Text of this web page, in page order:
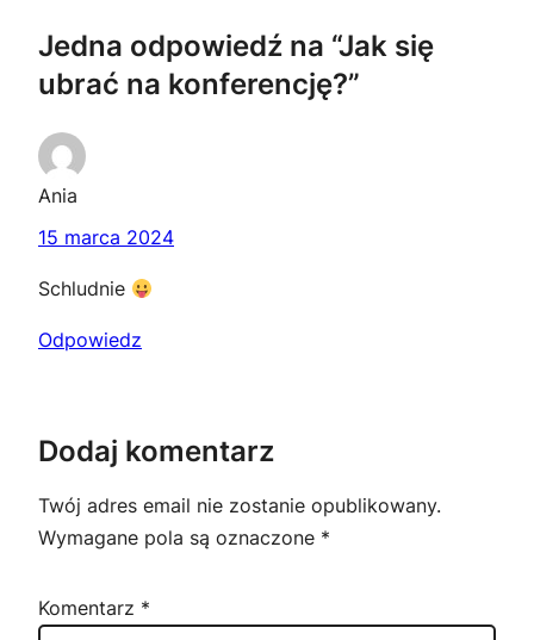
Jedna odpowiedź na “Jak się
ubrać na konferencję?”
Ania
15 marca 2024
Schludnie
Odpowiedz
Dodaj komentarz
Twój adres email nie zostanie opublikowany.
Wymagane pola są oznaczone *
Komentarz *